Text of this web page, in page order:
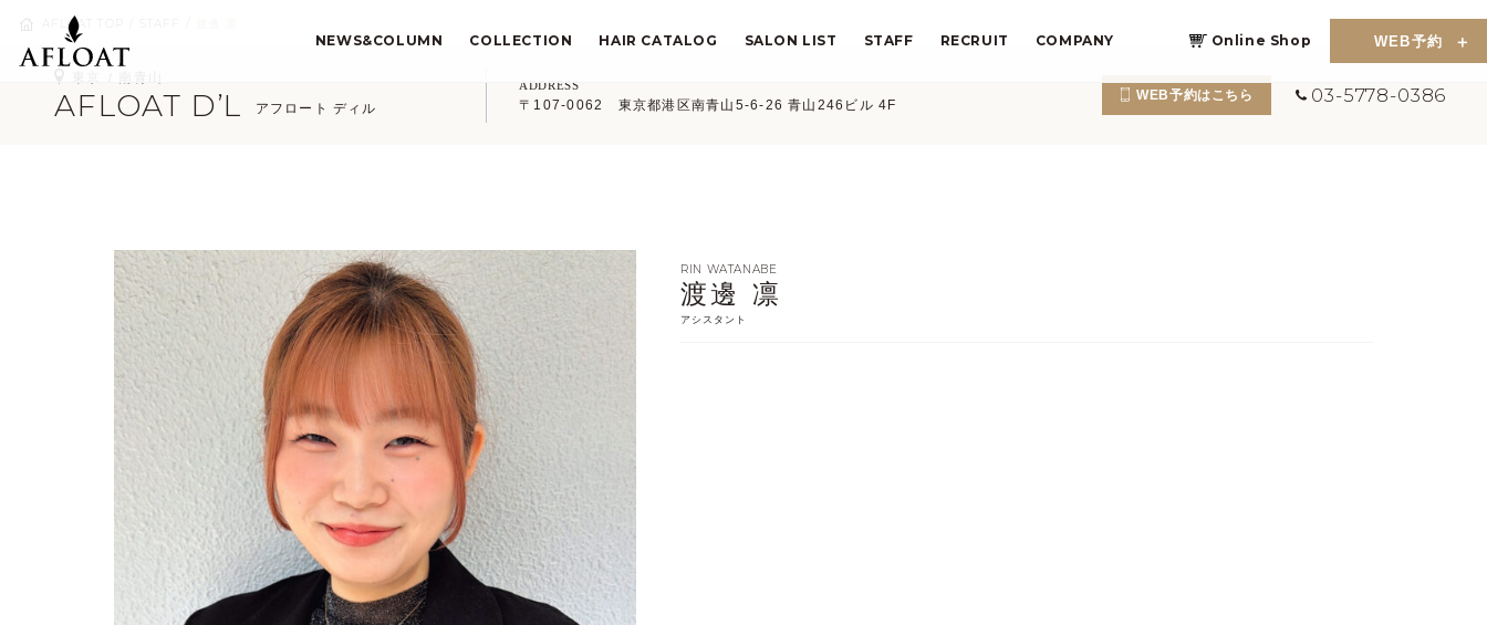
NEWS&COLUMN COLLECTION HAIR CATALOG SALON LIST STAFF RECRUIT COMPANY Online Shop WEB予約
AFLOAT TOP
AFLOAT D’L アフロート ディル
ADDRESS
〒107-0062 東京都港区南青山5-6-26 青山246ビル 4F
WEB予約はこちら 03-5778-0386
RIN WATANABE
渡邊 凛
アシスタント